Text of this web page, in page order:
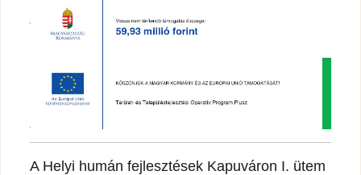
A Helyi humán fejlesztések Kapuváron I. ütem